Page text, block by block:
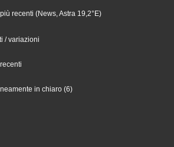
recenti (News, Astra 19,2°E)
/ variazioni
in chiaro (6)